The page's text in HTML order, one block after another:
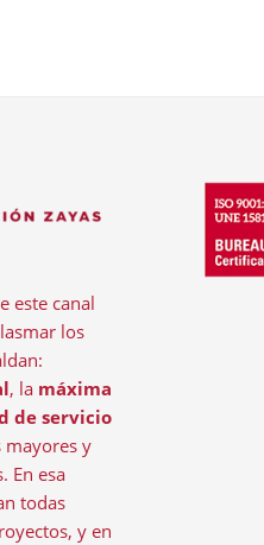
este canal
los
, la máxima
de servicio
mayores y
En esa
todas
y en